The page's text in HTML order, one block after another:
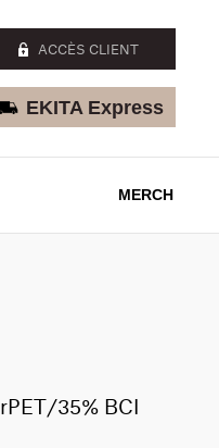
ACCÈS CLIENT
EKITA Express
MERCH
35% BCI